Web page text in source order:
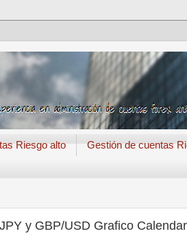
Riesgo alto Gestión de cuentas
y GBP/USD Grafico